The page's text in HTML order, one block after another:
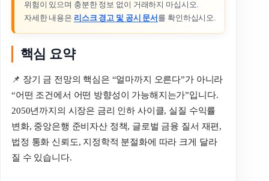
위험이 있으며 충분한 정보 없이 거래하지 마십시오.
자세한 내용은 리스크 경고 및 공시 문서 를 확인하십시오.
핵심 요약
📌 장기 금 전망의 핵심은 “얼마까지 오른다”가 아니라
“어떤 조건에서 어떤 방향성이 가능해지는가”입니다.
2050년까지의 시장은 금리 인하 사이클, 실질 수익률
변화, 중앙은행 준비자산 정책, 글로벌 금융 질서 재편,
법정 통화 신뢰도, 지정학적 분절화에 따라 크게 달라
질 수 있습니다.